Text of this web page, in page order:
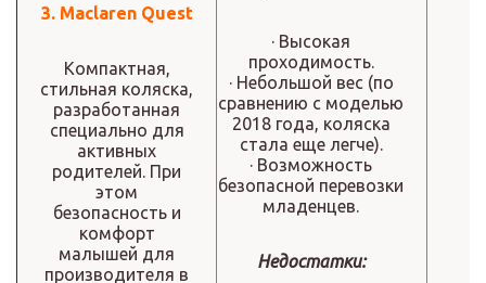
3. Maclaren Quest
Компактная,
стильная коляска,
разработанная
специально для
активных
родителей. При
этом
безопасность и
комфорт
малышей для
производителя в
· Высокая
проходимость.
· Небольшой вес (по
сравнению с моделью
2018 года, коляска
стала еще легче).
· Возможность
безопасной перевозки
младенцев.
Недостатки: